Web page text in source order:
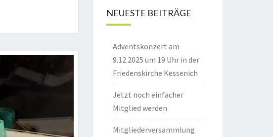
NEUESTE BEITRÄGE
Adventskonzert am
9.12.2025 um 19 Uhr in der
Friedenskirche Kessenich
Jetzt noch einfacher
Mitglied werden
Mitgliederversammlung